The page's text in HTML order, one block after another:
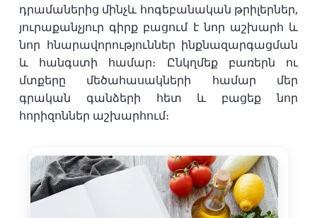
դրամաներից մինչև հոգեբանական թրիլերներ,
յուրաքանչյուր գիրք բացում է նոր աշխարհ և
նոր հնարավորություններ ինքնազարգացման
և հանգստի համար։ Ընկղմեք բառերն ու
մտքերը մեծահասակների համար մեր
գրական գանձերի հետ և բացեք նոր
հորիզոններ աշխարհում։